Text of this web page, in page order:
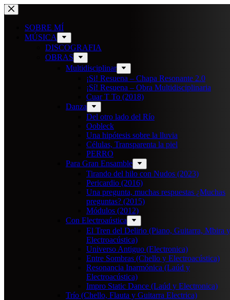
Saltar
al
contenidoSOBRE MÍ
MÚSICA
DISCOGRAFIA
OBRAS
Multidisciplinar
¡Si! Resuena – Chapa Resonante 2.0
¡Sí! Resuena – Obra Multidisciplinaria
Cuar T To (2018)
Danza
Del otro lado del Río
Oobleck
Una hipótesis sobre la lluvia
Células, Transparenta la piel
PERRO
Para Gran Ensamble
Tirando del hilo con Nudos (2023)
Pericardio (2016)
Una pregunta, muchas respuestas ¿Muchas
preguntas? (2015)
Módulos (2012)
Con Electroaústica
El Tren del Delirio (Piano, Guitarra, Mbira y
Electroacústica)
Universo Antiguo (Electronica)
Entre Sombras (Chello y Electroacústica)
Resonancia Inarmónica (Laúd y
Electroacústica)
Impro Static Dance (Laúd y Electronica)
Trío (Chello, Flauta y Guitarra Electrica)